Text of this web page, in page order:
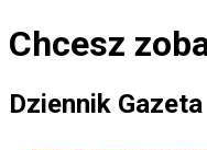
Chcesz
Dziennik